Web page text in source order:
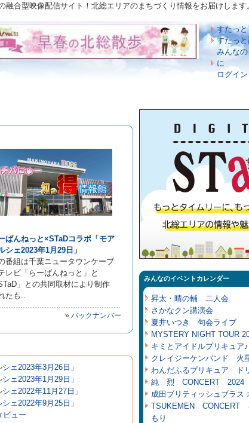
合型映像配信サイト！北総エリアのまちづくり情報をお届けします
すたっ
すたっ
みんな
に
ログイン
ばんねっと×STaDコラボ「モア
シェ2023年1月29日」
番組は千葉ニュータウンケーブ
レビ「らーばんねっと」と
STaD」との共同取材により制作
たも..
» バックナンバー
ェ2023年3月26日」
ェ2023年1月29日」
ェ2022年11月27日」
ェ2022年9月25日」
ビュー
みんなのイベントカレンダー
昇太・晴の輔 二人会
さかなクン講演会
夏井いつき 句会ライブ
MYSTERY NIGHT TOUR
キミとアイドルプリキュ
クレイジーケンバンド 火
わんだふるプリキュア ド
純 烈 CONCERT 2024
成田ブリティッシュブラス
TSUKEMEN CONCERT
もり